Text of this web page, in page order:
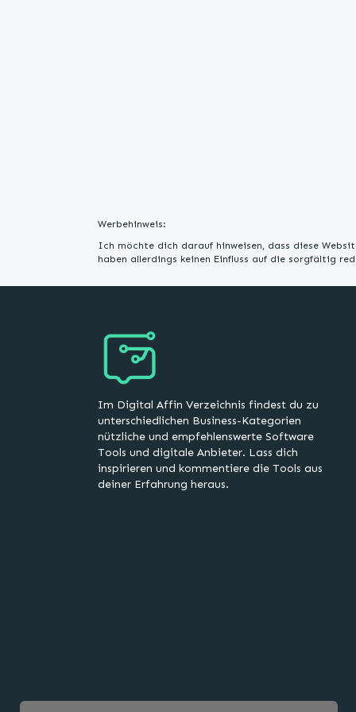
Werbehinweis:
Ich möchte dich darauf hinweisen, dass diese
haben allerdings keinen Einfluss auf die sorgfältig
Im Digital Affin Verzeichnis findest du zu
unterschiedlichen Business-Kategorien
nützliche und empfehlenswerte Software
Tools und digitale Anbieter. Lass dich
inspirieren und kommentiere die Tools aus
deiner Erfahrung heraus.